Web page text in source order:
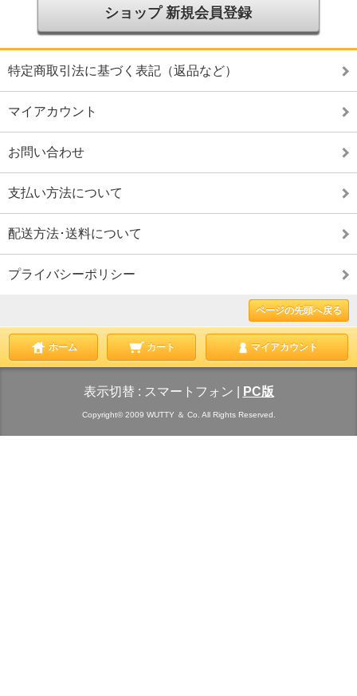
ショップ 新規会員登録
特定商取引法に基づく表記（返品など）
マイアカウント
お問い合わせ
支払い方法について
配送方法･送料について
プライバシーポリシー
ページの先頭へ戻る
ホーム カート マイアカウント
表示切替 : スマートフォン PC版
Copyright© 2009 WUTTY ＆ Co. All Rights Reserved.